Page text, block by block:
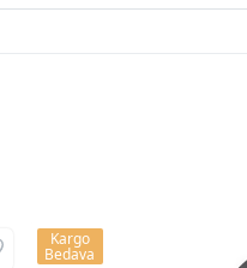
Kargo
Bedava